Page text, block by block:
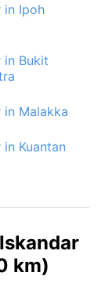
Ipoh
Bukit
Malakka
Kuantan
km)